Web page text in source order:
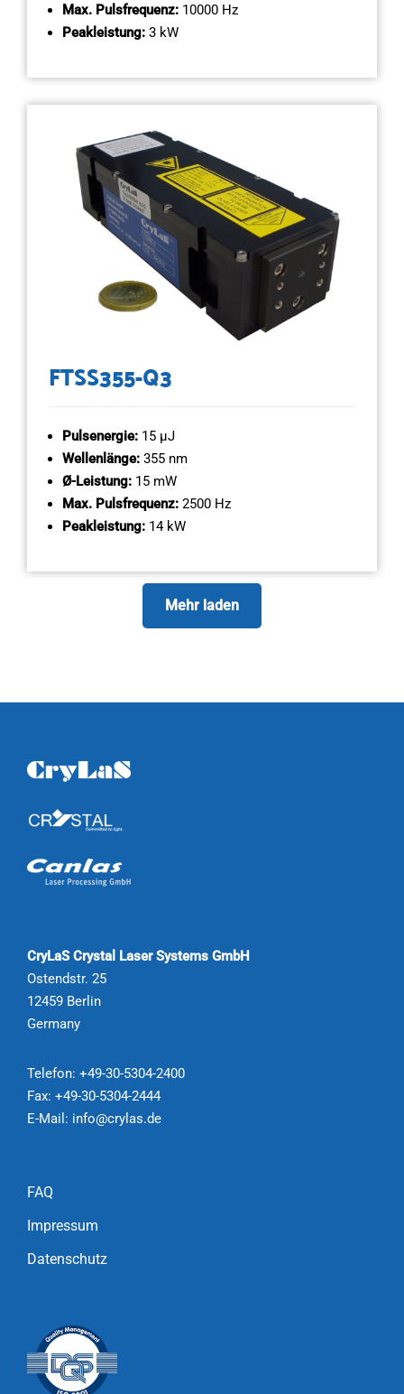
Max. Pulsfrequenz: 10000 Hz
Peakleistung: 3 kW
FTSS355-Q3
Pulsenergie: 15 µJ
Wellenlänge: 355 nm
Ø-Leistung: 15 mW
Max. Pulsfrequenz: 2500 Hz
Peakleistung: 14 kW
Mehr laden
CryLaS Crystal Laser Systems GmbH
Ostendstr. 25
12459 Berlin
Germany
Telefon: +49-30-5304-2400
Fax: +49-30-5304-2444
E-Mail: info@crylas.de
FAQ
Impressum
Datenschutz